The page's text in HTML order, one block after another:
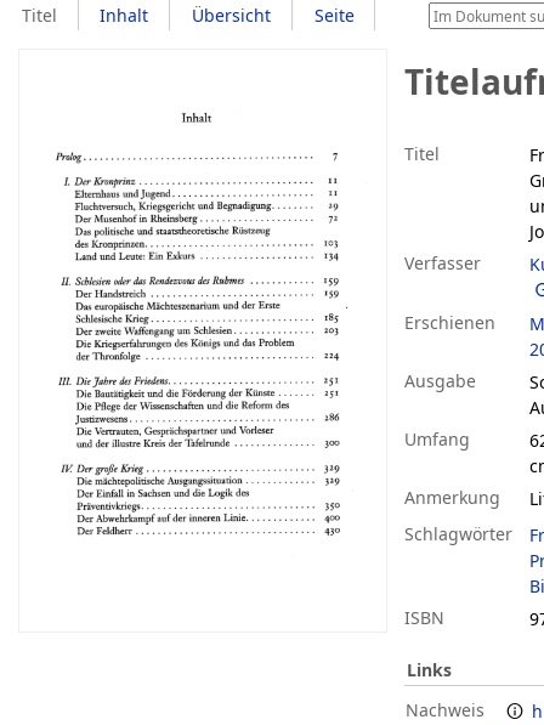
Titel Inhalt Übersicht Seite
Titel
Verfasser
Erschienen
Ausgabe
Umfang
Anmerkung
Schlagwörter
ISBN
Links
Nachweis